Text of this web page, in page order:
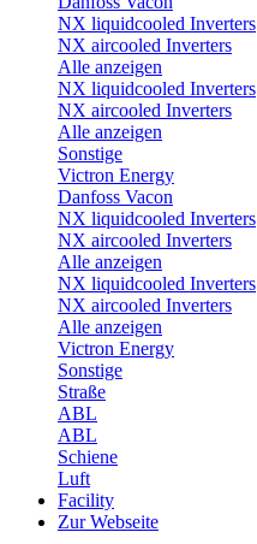
NX liquidcooled Inverters
NX aircooled Inverters
Alle anzeigen
NX liquidcooled Inverters
NX aircooled Inverters
Alle anzeigen
Sonstige
Victron Energy
Danfoss Vacon
NX liquidcooled Inverters
NX aircooled Inverters
Alle anzeigen
NX liquidcooled Inverters
NX aircooled Inverters
Alle anzeigen
Victron Energy
Sonstige
Straße
ABL
ABL
Schiene
Luft
Facility
Zur Webseite